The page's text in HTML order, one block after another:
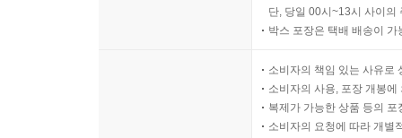
단, 당일 00시~13시 사이의
박스 포장은 택배 배송이
소비자의 책임 있는 사유로
소비자의 사용, 포장 개봉
복제가 가능한 상품 등의
소비자의 요청에 따라 개별